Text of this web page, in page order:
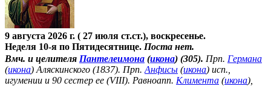
9 августа 2026 г. ( 27 июля ст.ст.), воскресенье.
Неделя 10-я по Пятидесятнице. Поста нет.
Вмч. и целителя Пантелеимона (икона) (305). Прп. Германа
(икона) Аляскинского (1837). Прп. Анфисы (икона) исп.,
игумении и 90 сестер ее (VIII). Равноапп. Климента (икона),